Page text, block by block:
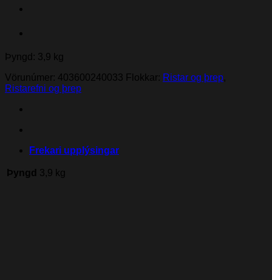
Þyngd: 3,9 kg
Vörunúmer: 403600240033 Flokkar: Ristar og þrep,
Ristarefni og þrep
Frekari upplýsingar
Þyngd 3,9 kg